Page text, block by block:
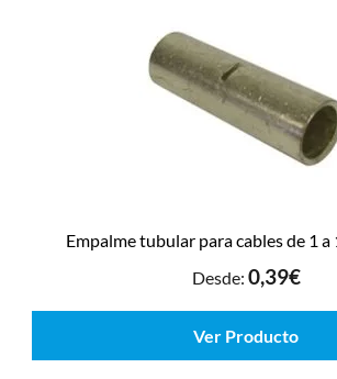
Empalme tubular para cables de 1
Desde: 0,39€
Ver Producto